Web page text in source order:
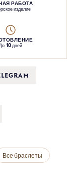
РАБОТА
изделие
До 10 дней
Все браслеты